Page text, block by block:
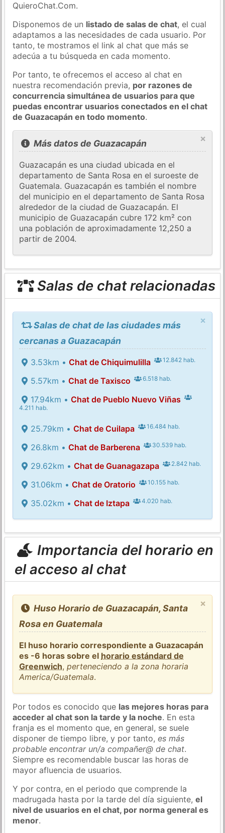
QuieroChat.Com.
Disponemos de un listado de salas de chat, el cual
adaptamos a las necesidades de cada usuario. Por
tanto, te mostramos el link al chat que más se
adecúa a tu búsqueda en cada momento.
Por tanto, te ofrecemos el acceso al chat en
nuestra recomendación previa, por razones de
concurrencia simultánea de usuarios para que
puedas encontrar usuarios conectados en el chat
de Guazacapán en todo momento.
×
Más datos de Guazacapán
Guazacapán es una ciudad ubicada en el
departamento de Santa Rosa en el suroeste de
Guatemala. Guazacapán es también el nombre
del municipio en el departamento de Santa Rosa
alrededor de la ciudad de Guazacapán. El
municipio de Guazacapán cubre 172 km² con
una población de aproximadamente 12,250 a
partir de 2004.
Salas de chat relacionadas
×
Salas de chat de las ciudades más
cercanas a Guazacapán
3.53km • Chat de Chiquimulilla 12.842 hab.
5.57km • Chat de Taxisco 6.518 hab.
17.94km • Chat de Pueblo Nuevo Viñas
4.211 hab.
25.79km • Chat de Cuilapa 16.484 hab.
26.8km • Chat de Barberena 30.539 hab.
29.62km • Chat de Guanagazapa 2.842 hab.
31.06km • Chat de Oratorio 10.155 hab.
35.02km • Chat de Iztapa 4.020 hab.
Importancia del horario en
el acceso al chat
×
Huso Horario de Guazacapán, Santa
Rosa en Guatemala
El huso horario correspondiente a Guazacapán
es -6 horas sobre el horario estándard de
Greenwich,perteneciendo a la zona horaria
America/Guatemala.
Por todos es conocido que las mejores horas para
acceder al chat son la tarde y la noche. En esta
franja es el momento que, en general, se suele
disponer de tiempo libre, y por tanto,es más
probable encontrar un/a compañer@ de chat.
Siempre es recomendable buscar las horas de
mayor afluencia de usuarios.
Y por contra, en el periodo que comprende la
madrugada hasta por la tarde del día siguiente,el
nivel de usuarios en el chat, por norma general es
menor.